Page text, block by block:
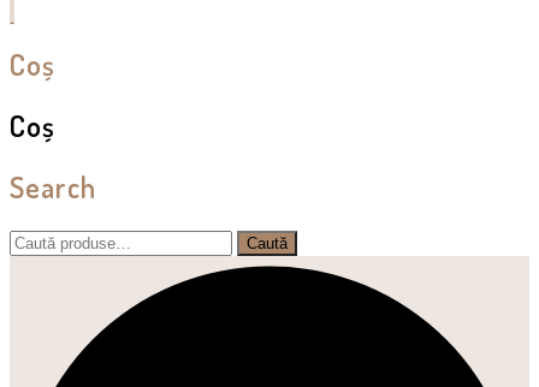
Coș
Coș
Search
Caută
după:
Caută